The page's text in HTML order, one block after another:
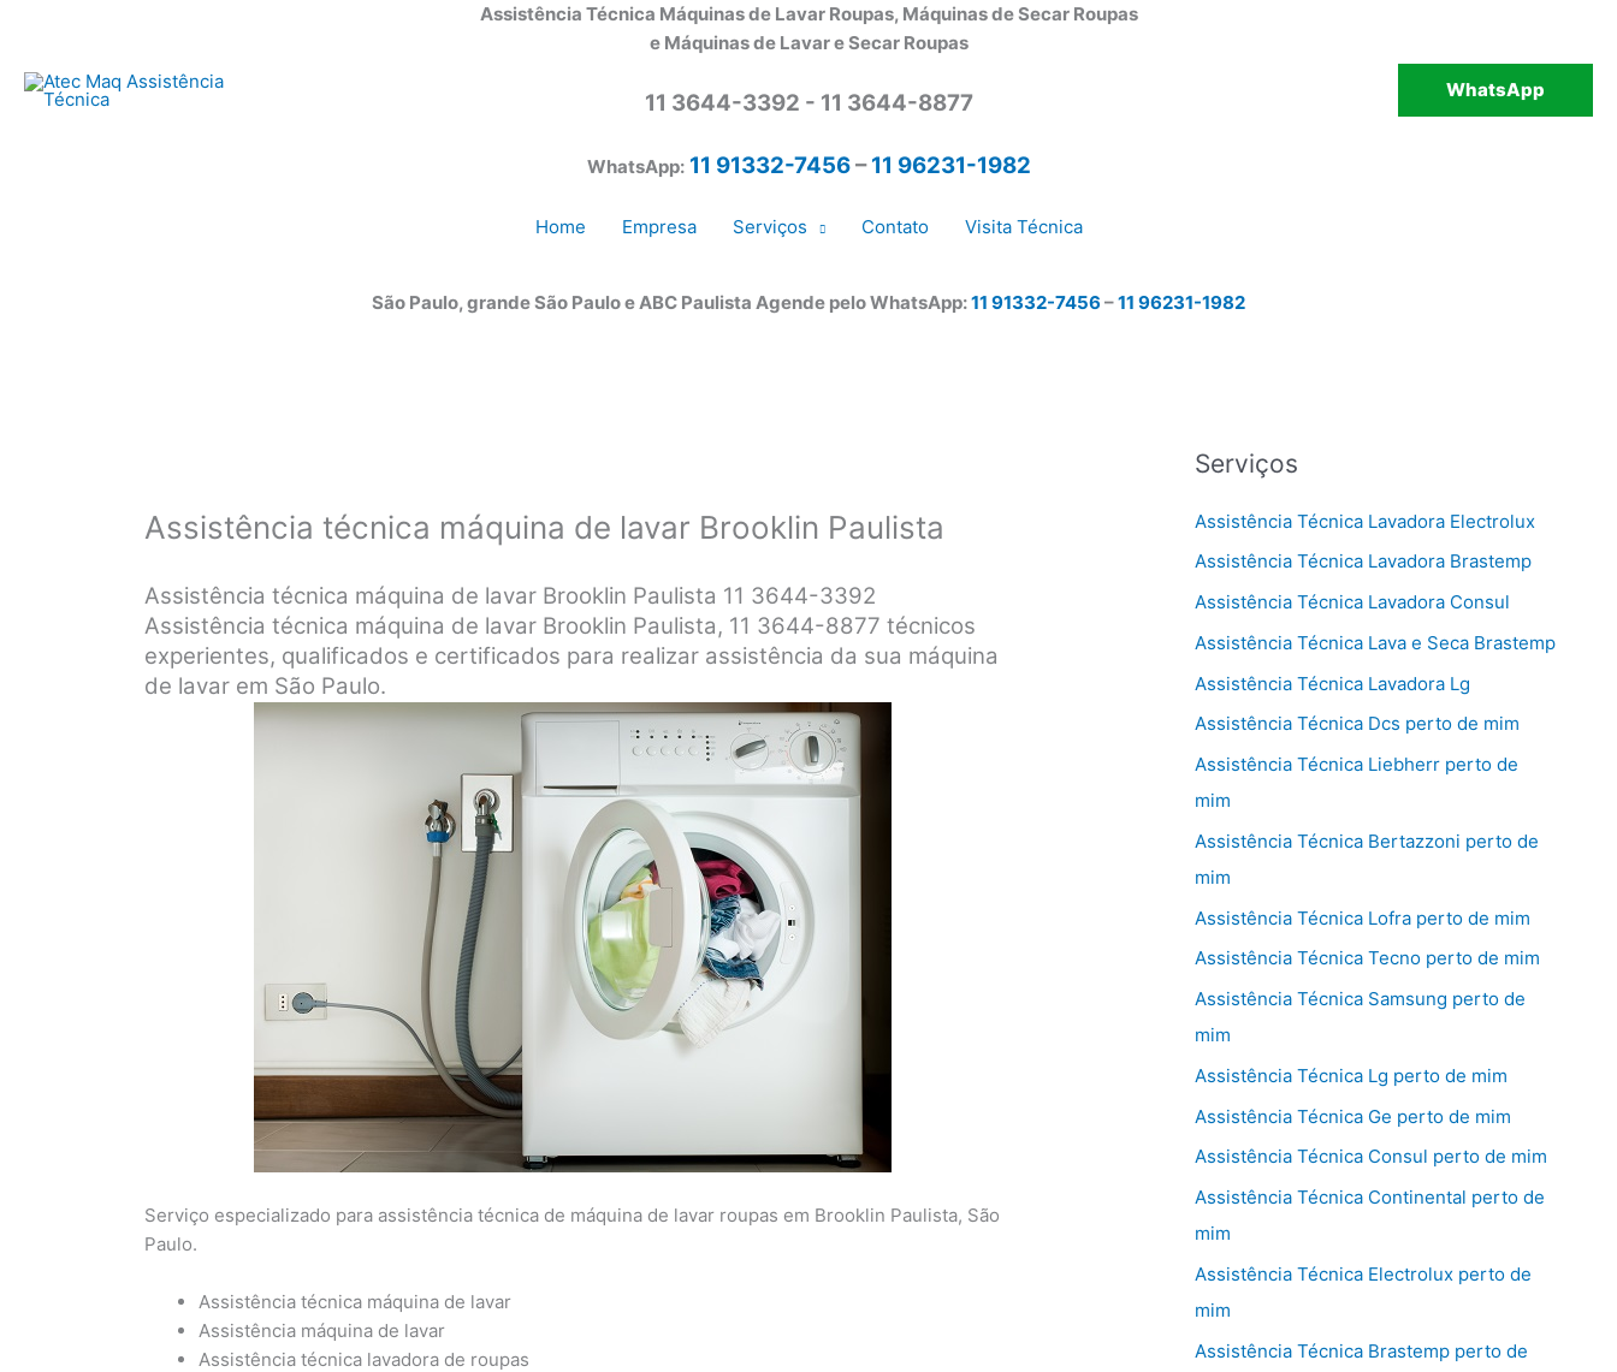
conteúdo
Assistência Técnica Máquinas de Lavar Roupas, Máquinas de Secar Roupas
e Máquinas de Lavar e Secar Roupas
11 3644-3392 - 11 3644-8877
WhatsApp: 11 91332-7456–11 96231-1982
WhatsApp
Home Empresa Serviços Contato Visita Técnica
São Paulo, grande São Paulo e ABC Paulista Agende pelo WhatsApp:11 91332-7456 –11 96231-1982
Assistência técnica máquina de lavar Brooklin Paulista
Assistência técnica máquina de lavar Brooklin Paulista 11 3644-3392
Assistência técnica máquina de lavar Brooklin Paulista, 11 3644-8877 técnicos
experientes, qualificados e certificados para realizar assistência da sua máquina
de lavar em São Paulo.
Serviço especializado para assistência técnica de máquina de lavar roupas em Brooklin Paulista, São
Paulo.
Assistência técnica máquina de lavar
Assistência máquina de lavar
Assistência técnica lavadora de roupas
Serviços
Assistência Técnica Lavadora Electrolux
Assistência Técnica Lavadora Brastemp
Assistência Técnica Lavadora Consul
Assistência Técnica Lava e Seca Brastemp
Assistência Técnica Lavadora Lg
Assistência Técnica Dcs perto de mim
Assistência Técnica Liebherr perto de
mim
Assistência Técnica Bertazzoni perto de
mim
Assistência Técnica Lofra perto de mim
Assistência Técnica Tecno perto de mim
Assistência Técnica Samsung perto de
mim
Assistência Técnica Lg perto de mim
Assistência Técnica Ge perto de mim
Assistência Técnica Consul perto de mim
Assistência Técnica Continental perto de
mim
Assistência Técnica Electrolux perto de
mim
Assistência Técnica Brastemp perto de